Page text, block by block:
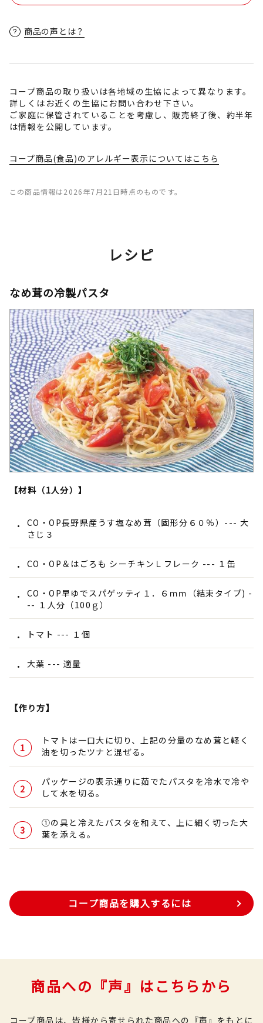
商品の声とは？
コープ商品の取り扱いは各地域の生協によって異なります。
詳しくはお近くの生協にお問い合わせ下さい。
ご家庭に保管されていることを考慮し、販売終了後、約半年
は情報を公開しています。
コープ商品(食品)のアレルギー表示についてはこちら
この商品情報は2026年7月21日時点のものです。
レシピ
なめ茸の冷製パスタ
【材料（1人分）】
CO・OP長野県産うす塩なめ茸（固形分６０％）--- 大
さじ３
CO・OP＆はごろも シーチキンＬフレーク --- １缶
CO・OP早ゆでスパゲッティ１．６ｍｍ（結束タイプ) -
-- １人分（100ｇ）
トマト --- １個
大葉 --- 適量
【作り方】
トマトは一口大に切り、上記の分量のなめ茸と軽く
油を切ったツナと混ぜる。
パッケージの表示通りに茹でたパスタを冷水で冷や
して水を切る。
①の具と冷えたパスタを和えて、上に細く切った大
葉を添える。
コープ商品を購入するには
商品への『声』はこちらから
コープ商品は、皆様から寄せられた商品への『声』をもとに